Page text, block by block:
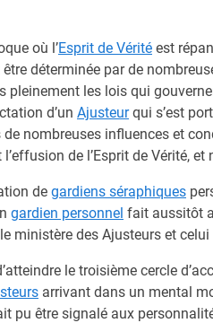
où l’Esprit de Vérité est
déterminée par de
pleinement les lois qui
d’un Ajusteurqui s’est
nombreuses influences et
de l’Esprit de Vérité,
de gardiens séraphiques
gardien personnel fait aussitôt
ministère des Ajusteurs et
le troisième cercle
arrivant dans un mental
pu être signalé aux